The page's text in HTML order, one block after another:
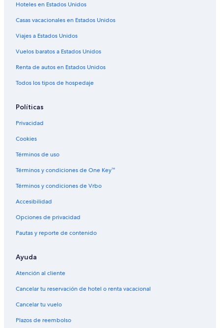
Hoteles en Estados Unidos
Casas vacacionales en Estados Unidos
Viajes a Estados Unidos
Vuelos baratos a Estados Unidos
Renta de autos en Estados Unidos
Todos los tipos de hospedaje
Políticas
Privacidad
Cookies
Términos de uso
Términos y condiciones de One Key™
Términos y condiciones de Vrbo
Accesibilidad
Opciones de privacidad
Pautas y reporte de contenido
Ayuda
Atención al cliente
Cancelar tu reservación de hotel o renta vacacional
Cancelar tu vuelo
Plazos de reembolso